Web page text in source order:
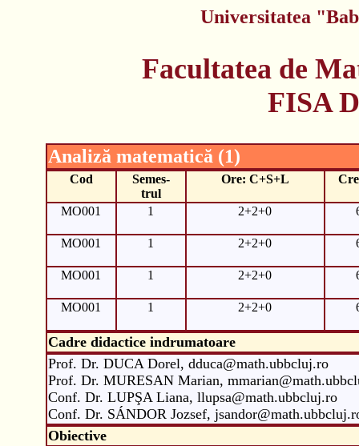
Universitatea
Facultatea de
FISA
Analiză matematică (1)
Cod
Semes-
trul
Ore: C+S+L
MO001 1 2+2+0
MO001 1 2+2+0
MO001 1 2+2+0
MO001 1 2+2+0
Cadre didactice indrumatoare
Prof. Dr. DUCA Dorel, dduca@math.ubbcluj.ro
Prof. Dr. MURESAN Marian,
Conf. Dr. LUPŞA Liana, llupsa@math.ubbcluj.ro
Conf. Dr. SÁNDOR Jozsef,
Obiective